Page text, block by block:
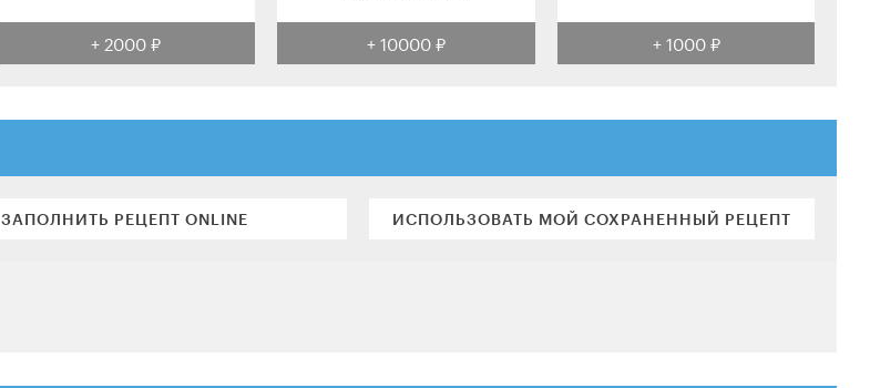
+ 2000 ₽ + 10000 ₽ + 1000 ₽
ЗАПОЛНИТЬ РЕЦЕПТ ONLINE ИСПОЛЬЗОВАТЬ МОЙ СОХРАНЕННЫЙ РЕЦЕПТ